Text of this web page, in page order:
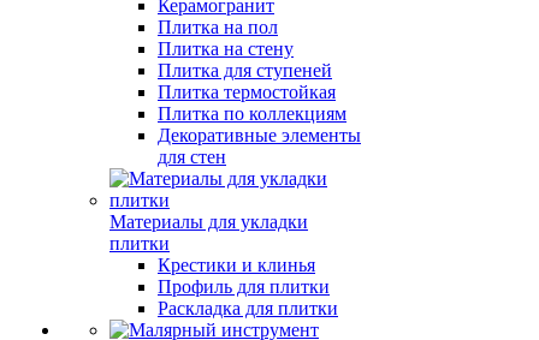
Керамогранит
Плитка на пол
Плитка на стену
Плитка для ступеней
Плитка термостойкая
Плитка по коллекциям
Декоративные элементы
для стен
Материалы для укладки
плитки
Крестики и клинья
Профиль для плитки
Раскладка для плитки